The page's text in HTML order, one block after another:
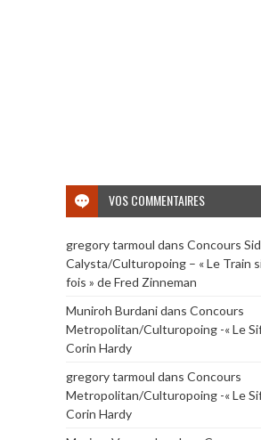
VOS COMMENTAIRES
gregory tarmoul dans Concours
Calysta/Culturopoing – « Le Train
fois » de Fred Zinneman
Muniroh Burdanidans Concours
Metropolitan/Culturopoing -« Le
Corin Hardy
gregory tarmoul dans Concours
Metropolitan/Culturopoing -« Le
Corin Hardy